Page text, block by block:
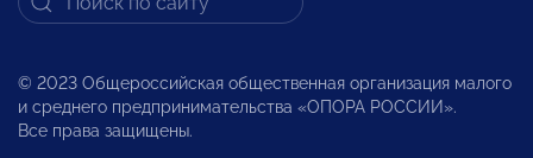
© 2023 Общероссийская общественная организация малого
и среднего предпринимательства «ОПОРА РОССИИ».
Все права защищены.